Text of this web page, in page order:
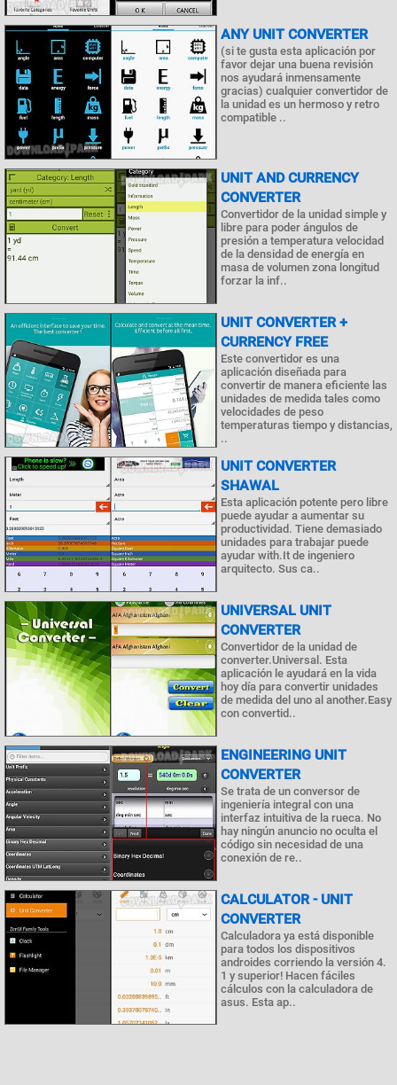
ANY UNIT CONVERTER
(si te gusta esta aplicación por
favor dejar una buena revisión
nos ayudará inmensamente
gracias) cualquier convertidor de
la unidad es un hermoso y retro
compatible ..
UNIT AND CURRENCY
CONVERTER
Convertidor de la unidad simple y
libre para poder ángulos de
presión a temperatura velocidad
de la densidad de energía en
masa de volumen zona longitud
forzar la inf..
UNIT CONVERTER +
CURRENCY FREE
Este convertidor es una
aplicación diseñada para
convertir de manera eficiente las
unidades de medida tales como
velocidades de peso
temperaturas tiempo y distancias,
..
UNIT CONVERTER
SHAWAL
Esta aplicación potente pero libre
puede ayudar a aumentar su
productividad. Tiene demasiado
unidades para trabajar puede
ayudar with.It de ingeniero
arquitecto. Sus ca..
UNIVERSAL UNIT
CONVERTER
Convertidor de la unidad de
converter.Universal. Esta
aplicación le ayudará en la vida
hoy día para convertir unidades
de medida del uno al another.Easy
con convertid..
ENGINEERING UNIT
CONVERTER
Se trata de un conversor de
ingeniería integral con una
interfaz intuitiva de la rueca. No
hay ningún anuncio no oculta el
código sin necesidad de una
conexión de re..
CALCULATOR - UNIT
CONVERTER
Calculadora ya está disponible
para todos los dispositivos
androides corriendo la versión 4.
1 y superior! Hacen fáciles
cálculos con la calculadora de
asus. Esta ap..